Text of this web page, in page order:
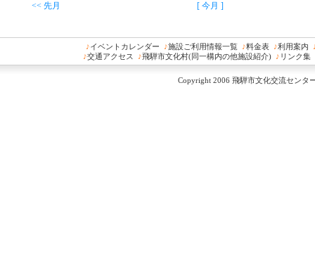
<< 先月
[ 今月 ]
♪イベントカレンダー ♪施設ご利用情報一覧 ♪料金表 ♪利用案内
♪交通アクセス ♪飛騨市文化村(同一構内の他施設紹介) ♪ リンク集
Copyright 2006 飛騨市文化交流センタ